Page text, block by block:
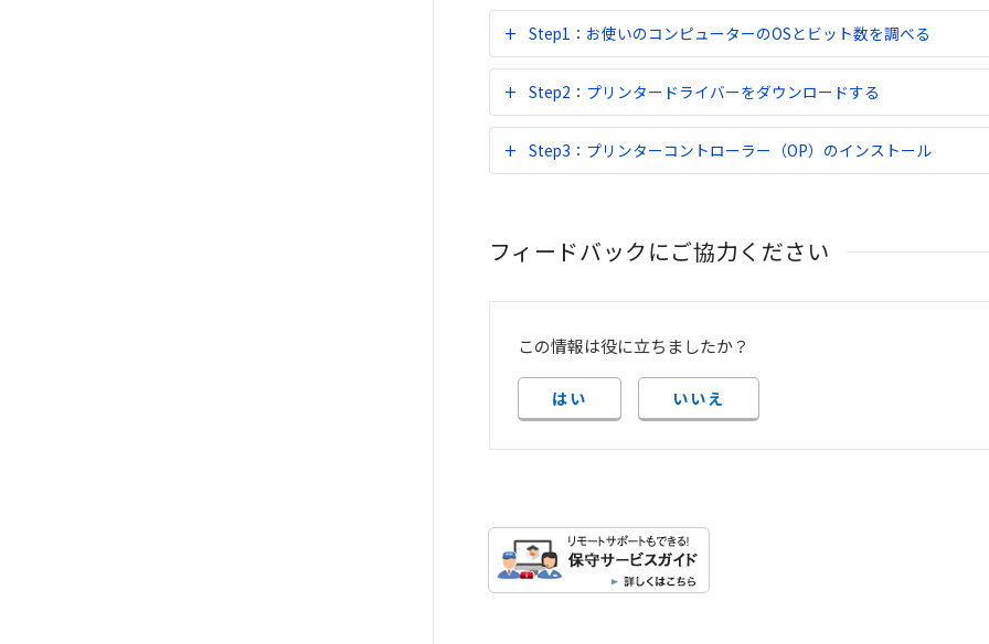
Step1：お使いのコンピューターのOSとビット数を調べる
Step2：プリンタードライバーをダウンロードする
Step3：プリンターコントローラー（OP）のインストール
フィードバックにご協力ください
この情報は役に立ちましたか？
はい いいえ